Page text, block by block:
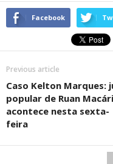
Facebook
Previous article
Caso Kelton Marques:
popular de Ruan
acontece nesta sexta-
feira